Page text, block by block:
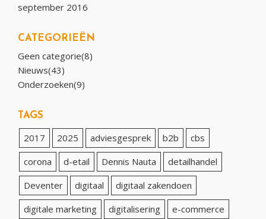
september 2016
CATEGORIEËN
Geen categorie(8)
Nieuws(43)
Onderzoeken(9)
TAGS
2017 2025 adviesgesprek b2b
cbs
corona
d-etail Dennis Nauta
detailhandel
Deventer
digitaal
digitaal zakendoen
digitale marketing
digitalisering
e-commerce